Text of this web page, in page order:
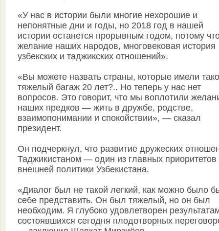
«У нас в истории были многие нехорошие и
непонятные дни и годы, но 2018 год в нашей
истории останется прорывным годом, потому
желание наших народов, многовековая история
узбекских и таджикских отношений».
«Вы можете назвать страны, которые имели
тяжелый багаж 20 лет?.. Но теперь у нас нет
вопросов. Это говорит, что мы воплотили
наших предков — жить в дружбе, родстве,
взаимопонимании и спокойствии», — сказал
президент.
Он подчеркнул, что развитие дружеских
Таджикистаном — один из главных приоритетов
внешней политики Узбекистана.
«Диалог был не такой легкий, как можно было
себе представить. Он был тяжелый, но он был
необходим. Я глубоко удовлетворен
состоявшихся сегодня плодотворных